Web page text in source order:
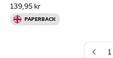
139,95 kr
PAPERBACK